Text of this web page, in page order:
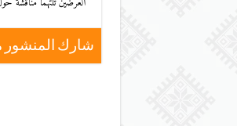
شارك المنشور